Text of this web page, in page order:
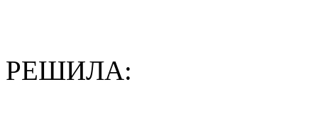
РЕШИЛА: